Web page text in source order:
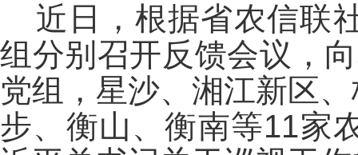
近日，根据省农信联
组分别召开反馈会议，
党组，星沙、湘江新区
步、衡山、衡南等11家